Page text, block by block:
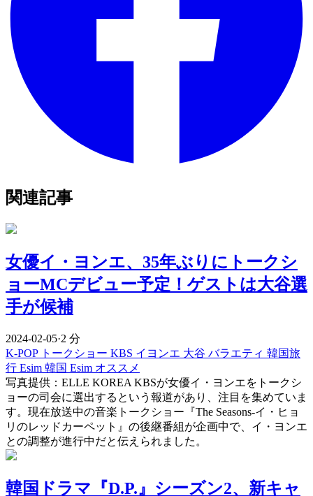
関連記事
女優イ・ヨンエ、35年ぶりにトークシ
ョーMCデビュー予定！ゲストは大谷選
手が候補
2024-02-05·2 分
K-POP トークショー KBS イヨンエ 大谷 バラエティ 韓国旅
行 Esim 韓国 Esim オススメ
写真提供：ELLE KOREA KBSが女優イ・ヨンエをトークシ
ョーの司会に選出するという報道があり、注目を集めていま
す。現在放送中の音楽トークショー『The Seasons-イ・ヒョ
リのレッドカーペット』の後継番組が企画中で、イ・ヨンエ
との調整が進行中だと伝えられました。
韓国ドラマ『D.P.』シーズン2、新キャ